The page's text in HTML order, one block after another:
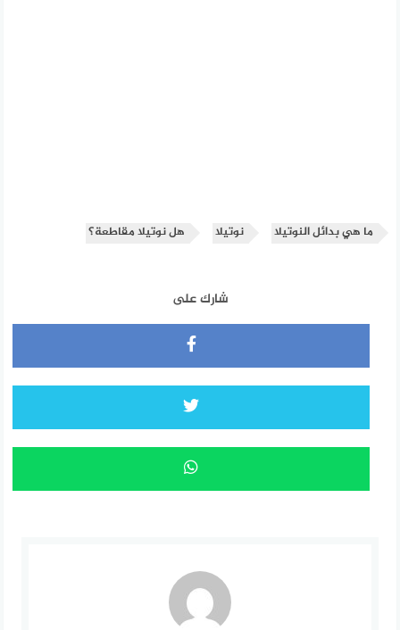
ما هي بدائل النوتيلا نوتيلا هل نوتيلا مقاطعة؟
شارك على